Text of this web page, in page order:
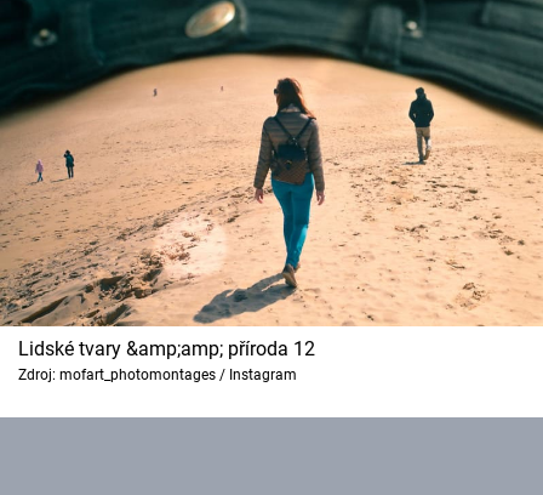
Lidské tvary &amp;amp; příroda 12
Zdroj: mofart_photomontages / Instagram